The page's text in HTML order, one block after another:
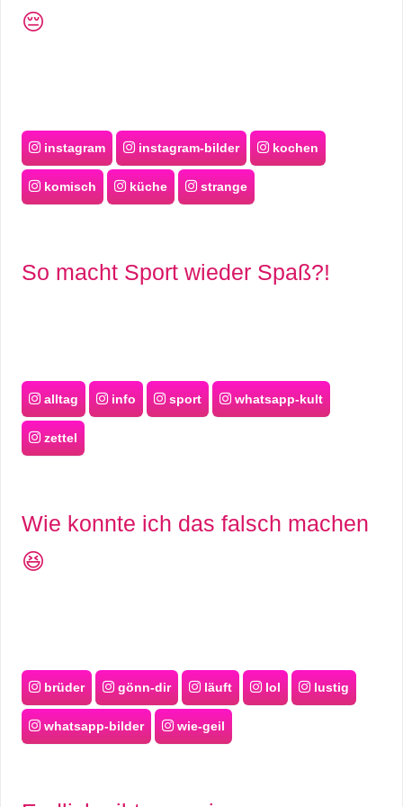
😔
instagram instagram-bilder kochen
komisch küche strange
So macht Sport wieder Spaß?!
alltag info sport whatsapp-kult
zettel
Wie konnte ich das falsch machen
😆
brüder gönn-dir läuft lol lustig
whatsapp-bilder wie-geil